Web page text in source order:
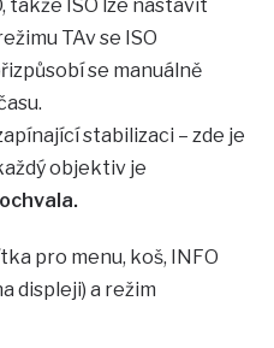
takže ISO lze nastavit
TAv se ISO
se manuálně
stabilizaci – zde je
objektiv je
pro menu, koš, INFO
displeji) a režim